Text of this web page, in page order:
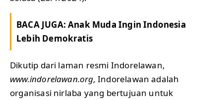
BACA JUGA:Anak Muda Ingin Indonesia
Lebih Demokratis
Dikutip dari laman resmi Indorelawan,
www.indorelawan.org, Indorelawan adalah
organisasi nirlaba yang bertujuan untuk